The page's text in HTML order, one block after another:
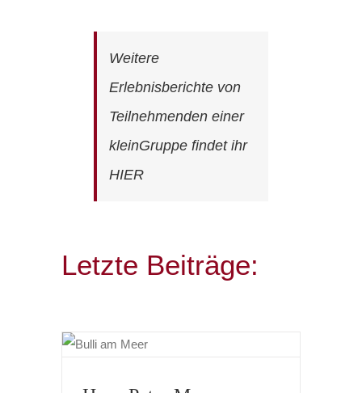
Weitere
Erlebnisberichte von
Teilnehmenden einer
kleinGruppe findet ihr
HIER
Letzte Beiträge: